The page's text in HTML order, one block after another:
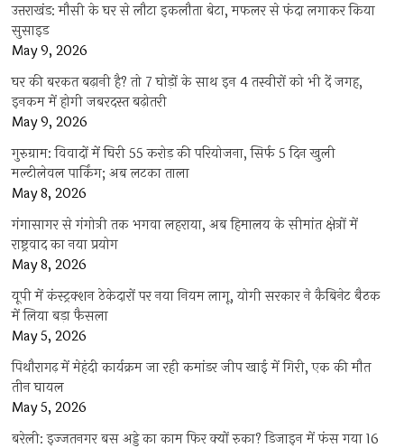
उत्तराखंड: मौसी के घर से लौटा इकलौता बेटा, मफलर से फंदा लगाकर किया
सुसाइड
May 9, 2026
घर की बरकत बढ़ानी है? तो 7 घोड़ों के साथ इन 4 तस्वीरों को भी दें जगह,
इनकम में होगी जबरदस्त बढ़ोतरी
May 9, 2026
गुरुग्राम: विवादों में घिरी 55 करोड़ की परियोजना, सिर्फ 5 दिन खुली
मल्टीलेवल पार्किंग; अब लटका ताला
May 8, 2026
गंगासागर से गंगोत्री तक भगवा लहराया, अब हिमालय के सीमांत क्षेत्रों में
राष्ट्रवाद का नया प्रयोग
May 8, 2026
यूपी में कंस्ट्रक्शन ठेकेदारों पर नया नियम लागू, योगी सरकार ने कैबिनेट बैठक
में लिया बड़ा फैसला
May 5, 2026
पिथौरागढ़ में मेहंदी कार्यक्रम जा रही कमांडर जीप खाई में गिरी, एक की मौत
तीन घायल
May 5, 2026
बरेली: इज्जतनगर बस अड्डे का काम फिर क्यों रुका? डिजाइन में फंस गया 16